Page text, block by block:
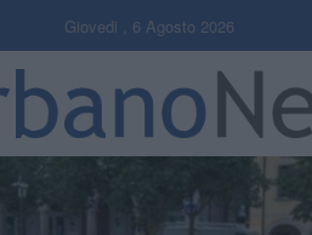
Giovedi , 6 Agosto 2026